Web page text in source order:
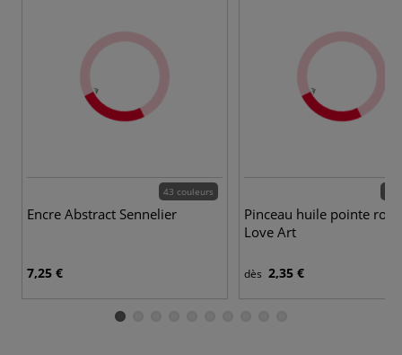
43 couleurs
Encre Abstract Sennelier
7,25 €
Pinceau huile pointe
Love Art
dès 2,35 €